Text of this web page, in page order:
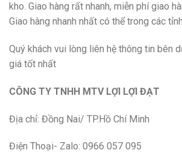
kho. Giao hàng rất nhanh, miễn phí giao
Giao hàng nhanh nhất có thể trong các
Quý khách vui lòng liên hệ thông tin bên
giá tốt nhất
CÔNG TY TNHH MTV LỢI LỢI ĐẠT
Địa chỉ: Đồng Nai/ TP.Hồ Chí Minh
Điện Thoại- Zalo: 0966 057 095